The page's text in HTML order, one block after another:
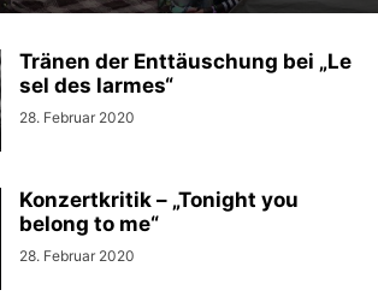
Tränen der Enttäuschung bei „Le
sel des larmes“
28. Februar 2020
Konzertkritik – „Tonight you
belong to me“
28. Februar 2020